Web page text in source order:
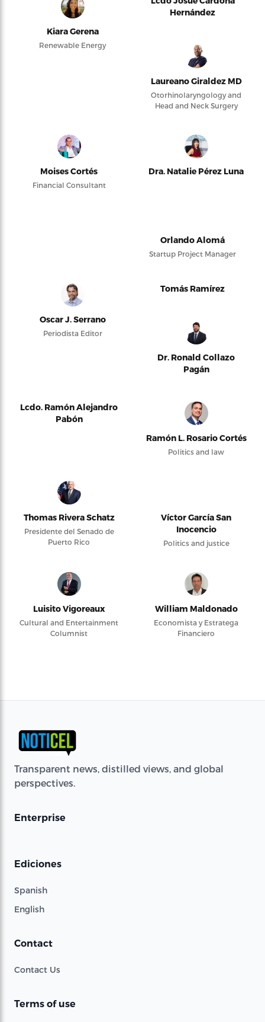
Kiara Gerena
Renewable Energy
Hernández
Laureano Giraldez MD
Otorhinolaryngology and
Head and Neck Surgery
Moises Cortés
Financial Consultant
Dra. Natalie Pérez Luna
Orlando Alomá
Startup Project Manager
Oscar J. Serrano
Periodista Editor
Tomás Ramírez
Dr. Ronald Collazo
Pagán
Lcdo. Ramón Alejandro
Pabón
Ramón L. Rosario Cortés
Politics and law
Thomas Rivera Schatz
Presidente del Senado de
Puerto Rico
Víctor García San
Inocencio
Politics and justice
Luisito Vigoreaux
Cultural and Entertainment
Columnist
William Maldonado
Economista y Estratega
Financiero
Transparent news, distilled views, and global
perspectives.
Enterprise
Ediciones
Spanish
English
Contact
Contact Us
Terms of use